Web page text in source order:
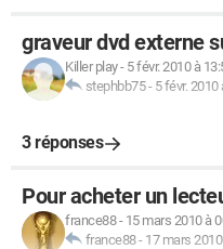
graveur dvd externe
Killer play- 5 févr. 2010 à
stephbb75- 5 févr. 2010
3 réponses
Pour acheter un
france88- 15 mars 2010 à
france88- 17 mars